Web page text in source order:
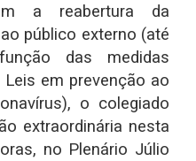
a reabertura da
público externo (até
das medidas
em prevenção ao
o colegiado
extraordinária nesta
no Plenário Júlio